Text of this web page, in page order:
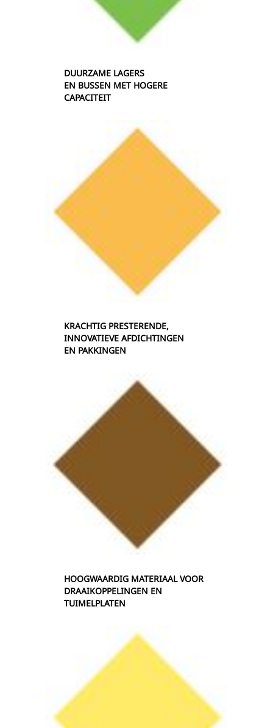
DUURZAME LAGERS
EN BUSSEN MET HOGERE
CAPACITEIT
KRACHTIG PRESTERENDE,
INNOVATIEVE AFDICHTINGEN
EN PAKKINGEN
HOOGWAARDIG MATERIAAL VOOR
DRAAIKOPPELINGEN EN
TUIMELPLATEN